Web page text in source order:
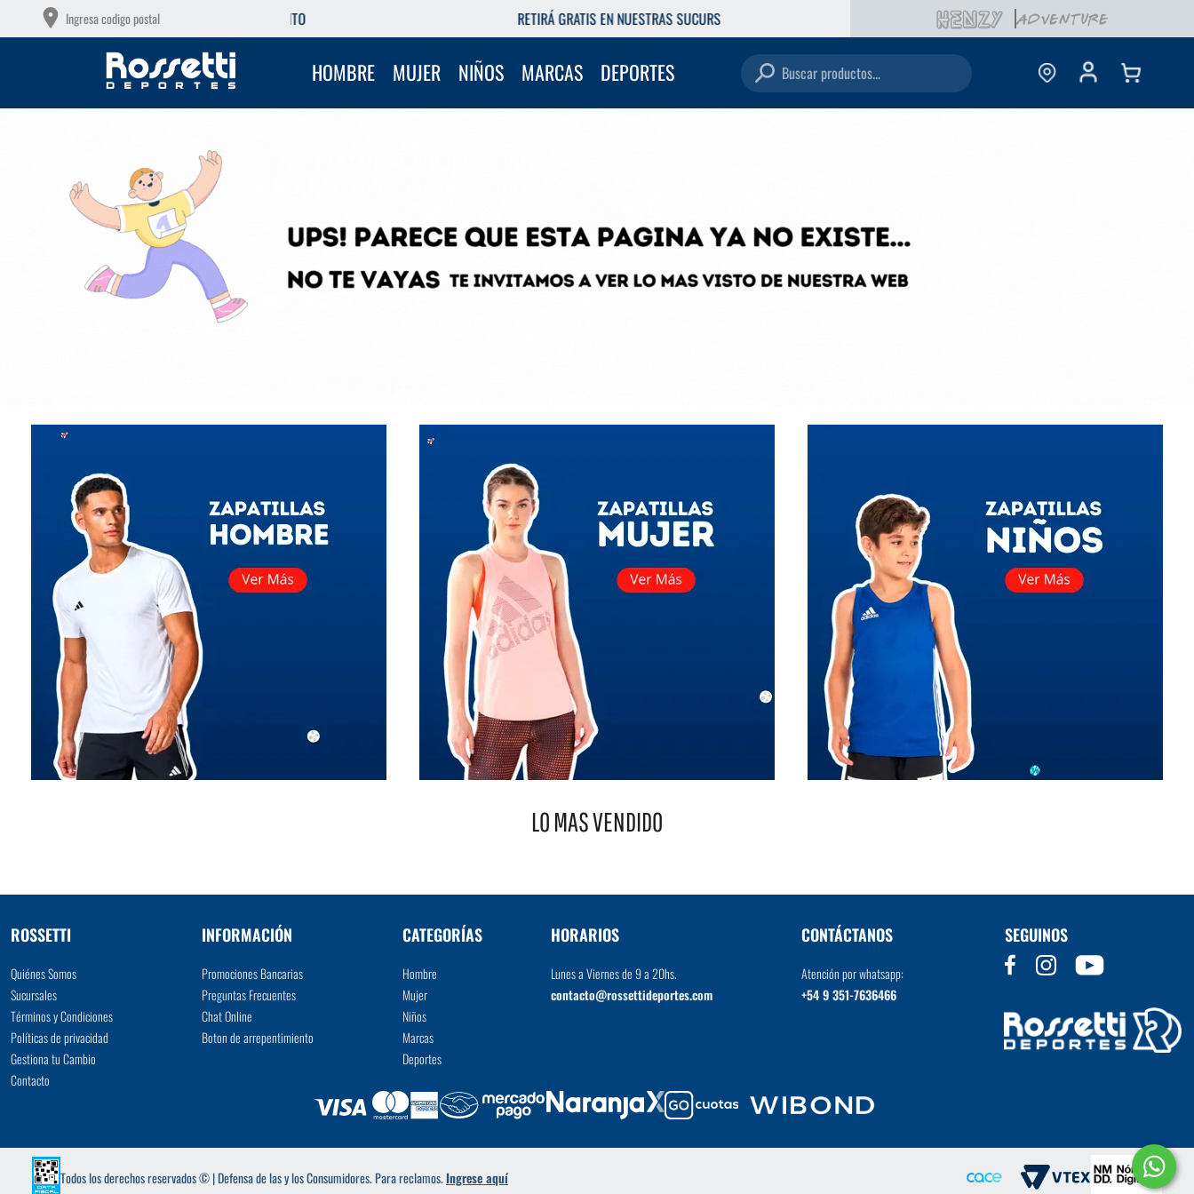
Ingresa codigo postal
SIN INTERÉS CON TU DEBITO RETIRÁ GRATIS EN NUESTRAS SUCURSALES
HOMBRE MUJER NIÑOS MARCAS DEPORTES Buscar productos...
VER MÁS
LO MAS VENDIDO
ROSSETTI
Quiénes Somos
Sucursales
Términos y Condiciones
Políticas de privacidad
Gestiona tu Cambio
Contacto
INFORMACIÓN
Promociones Bancarias
Preguntas Frecuentes
Chat Online
Boton de arrepentimiento
CATEGORÍAS
Hombre
Mujer
Niños
Marcas
Deportes
HORARIOS
Lunes a Viernes de 9 a 20hs.
contacto@rossettideportes.com
CONTÁCTANOS
Atención por whatsapp:
+54 9 351-7636466
SEGUINOS
Todos los derechos reservados © | Defensa de las y los Consumidores. Para reclamos.Ingrese aquí